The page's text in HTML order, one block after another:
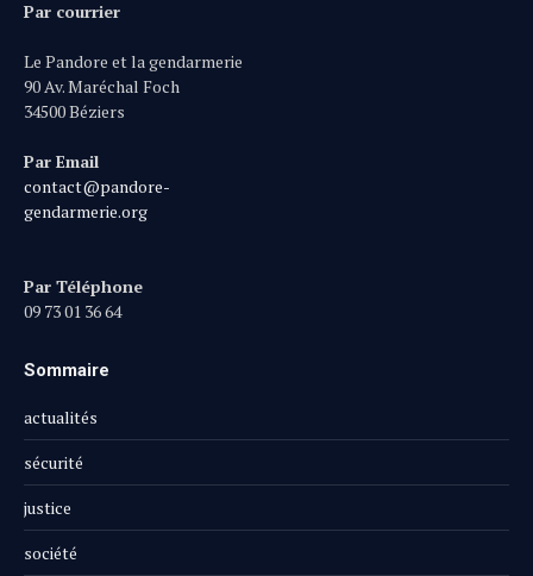
Par courrier
Le Pandore et la gendarmerie
90 Av. Maréchal Foch
34500 Béziers
Par Email
contact@pandore-
gendarmerie.org
Par Téléphone
09 73 01 36 64
Sommaire
actualités
sécurité
justice
société